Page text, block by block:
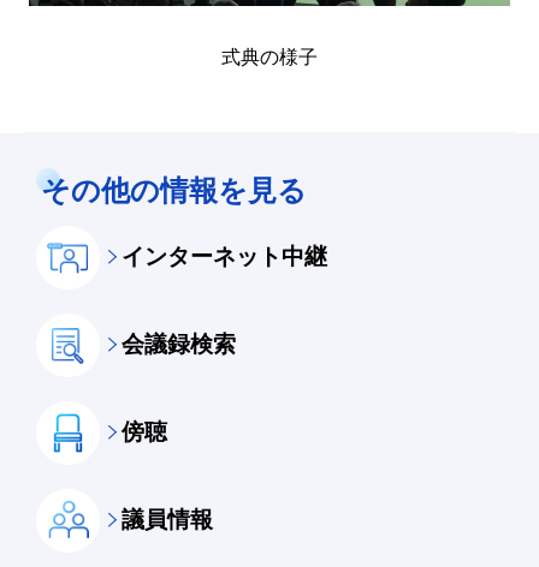
式典の様子
その他の情報を見る
インターネット中継
会議録検索
傍聴
議員情報